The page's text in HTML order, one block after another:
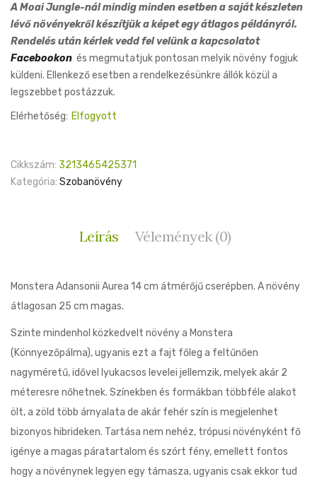
was:
35,000 Ft.
is:
30,000 Ft.
A Moai Jungle-nál mindig minden esetben a saját készleten
lévő növényekről készítjük a képet egy átlagos példányról.
Rendelés után kérlek vedd fel velünk a kapcsolatot
Facebookon és megmutatjuk pontosan melyik növény fogjuk
küldeni. Ellenkező esetben a rendelkezésünkre állók közül a
legszebbet postázzuk.
Elérhetőség: Elfogyott
Cikkszám: 3213465425371
Kategória: Szobanövény
Leírás Vélemények (0)
Monstera Adansonii Aurea 14 cm átmérőjű cserépben. A növény
átlagosan 25 cm magas.
Szinte mindenhol közkedvelt növény a Monstera
(Könnyezőpálma), ugyanis ezt a fajt főleg a feltűnően
nagyméretű, idővel lyukacsos levelei jellemzik, melyek akár 2
méteresre nőhetnek. Színekben és formákban többféle alakot
ölt, a zöld több árnyalata de akár fehér szín is megjelenhet
bizonyos hibrideken. Tartása nem nehéz, trópusi növényként fő
igénye a magas páratartalom és szórt fény, emellett fontos
hogy a növénynek legyen egy támasza, ugyanis csak ekkor tud